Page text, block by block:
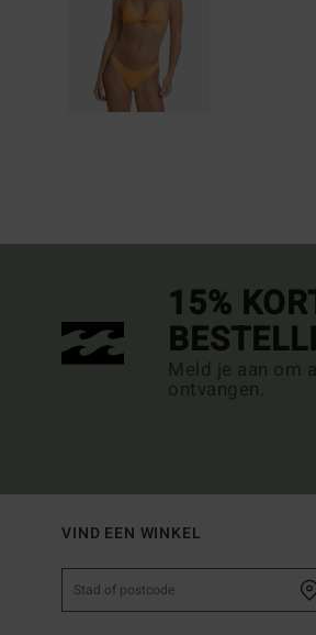
15%
Meld je aan om
ontvangen.
VIND EEN WINKEL